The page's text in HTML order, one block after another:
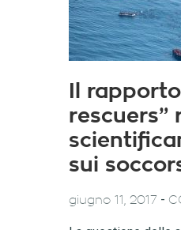
Il
rescuers”
sui
giugno 11, 2017 -